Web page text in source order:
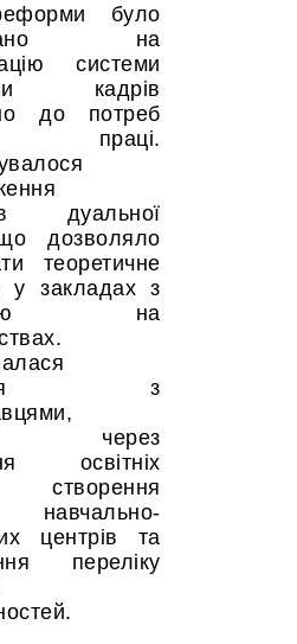
було
на
системи
кадрів
до потреб
праці.
дуальної
дозволяло
теоретичне
у закладах з
на
з
через
освітніх
створення
навчально-
центрів та
переліку